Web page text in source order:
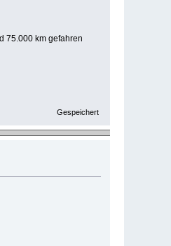
75.000 km gefahren
Gespeichert